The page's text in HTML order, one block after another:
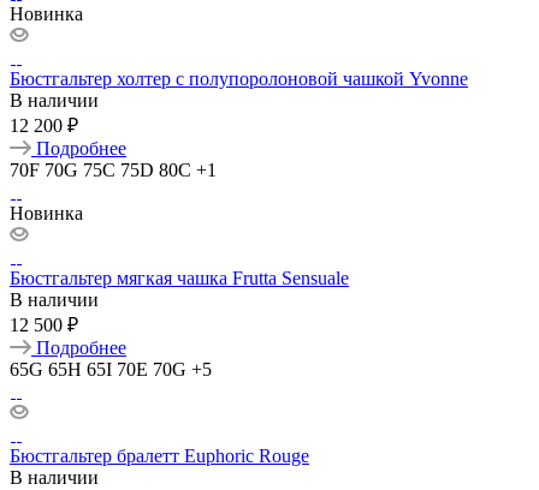
Новинка
Бюстгальтер холтер с полупоролоновой чашкой Yvonne
В наличии
12 200 ₽
Подробнее
70F 70G 75C 75D 80C +1
Новинка
Бюстгальтер мягкая чашка Frutta Sensuale
В наличии
12 500 ₽
Подробнее
65G 65H 65I 70E 70G +5
Бюстгальтер бралетт Euphoric Rouge
В наличии